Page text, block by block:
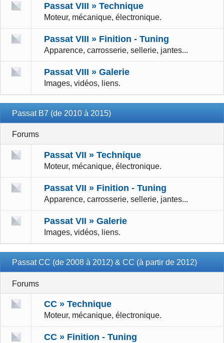
Passat VIII » Technique
Moteur, mécanique, électronique.
Passat VIII » Finition - Tuning
Apparence, carrosserie, sellerie, jantes...
Passat VIII » Galerie
Images, vidéos, liens.
Passat B7 (de 2010 à 2015)
Forums
Passat VII » Technique
Moteur, mécanique, électronique.
Passat VII » Finition - Tuning
Apparence, carrosserie, sellerie, jantes...
Passat VII » Galerie
Images, vidéos, liens.
Passat CC (de 2008 à 2012) & CC (à partir de 2012)
Forums
CC » Technique
Moteur, mécanique, électronique.
CC » Finition - Tuning